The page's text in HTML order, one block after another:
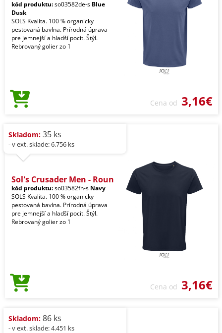
kód produktu:so03582de-s Blue
Dusk
SOLS Kvalita. 100 % organicky
pestovaná bavlna. Prírodná úprava
pre jemnejší a hladší pocit. Štýl.
Rebrovaný golier zo 1
Cena od 3,16€
Skladom: 35 ks
- v ext. sklade: 6.756 ks
Sol's Crusader Men - Roun
kód produktu:so03582fn-s Navy
SOLS Kvalita. 100 % organicky
pestovaná bavlna. Prírodná úprava
pre jemnejší a hladší pocit. Štýl.
Rebrovaný golier zo 1
Cena od 3,16€
Skladom: 86 ks
- v ext. sklade: 4.451 ks